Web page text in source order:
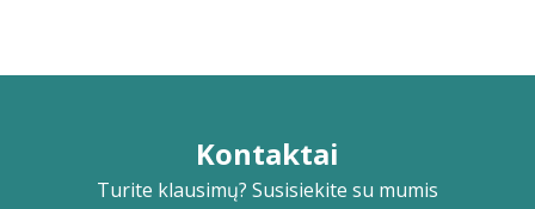
Kontaktai
Turite klausimų? Susisiekite su mumis